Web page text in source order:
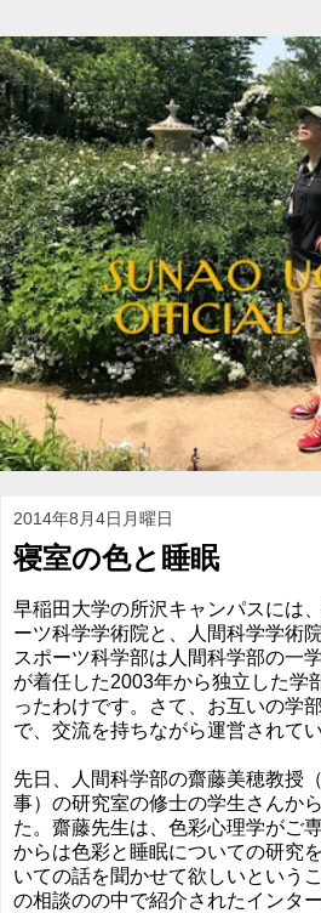
2014年8月4日月曜日
寝室の色と睡眠
早稲田大学の所沢キャンパスには
ーツ科学学術院と、人間科学学術
スポーツ科学部は人間科学部の一
が着任した2003年から独立した学
ったわけです。さて、お互いの学
で、交流を持ちながら運営されてい
先日、人間科学部の齋藤美穂教授
事）の研究室の修士の学生さんか
た。齋藤先生は、色彩心理学がご
からは色彩と睡眠についての研究
いての話を聞かせて欲しいという
の相談のの中で紹介されたインタ